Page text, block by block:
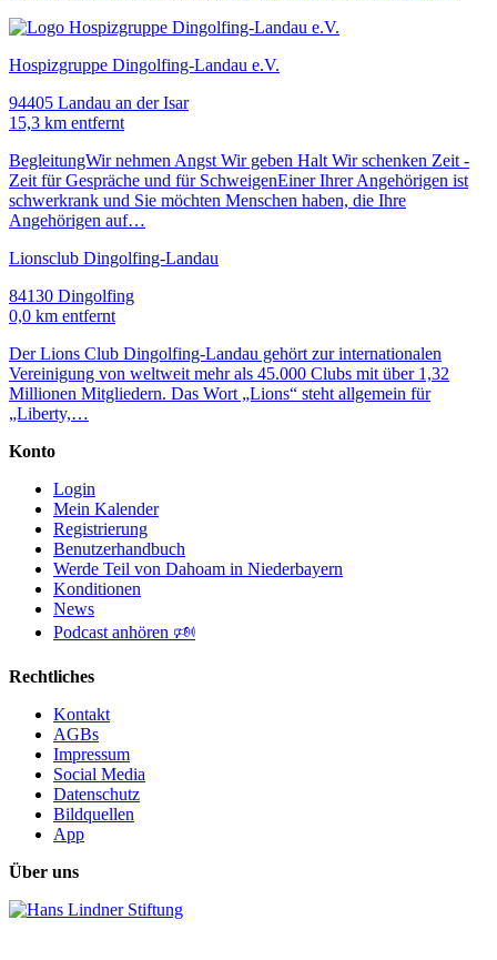
Hospizgruppe Dingolfing-Landau e.V.
94405 Landau an der Isar
15,3 km entfernt
BegleitungWir nehmen Angst Wir geben Halt Wir schenken Zeit -
Zeit für Gespräche und für SchweigenEiner Ihrer Angehörigen ist
schwerkrank und Sie möchten Menschen haben, die Ihre
Angehörigen auf…
Lionsclub Dingolfing-Landau
84130 Dingolfing
0,0 km entfernt
Der Lions Club Dingolfing-Landau gehört zur internationalen
Vereinigung von weltweit mehr als 45.000 Clubs mit über 1,32
Millionen Mitgliedern. Das Wort „Lions“ steht allgemein für
„Liberty,…
Konto
Login
Mein Kalender
Registrierung
Benutzerhandbuch
Werde Teil von Dahoam in Niederbayern
Konditionen
News
Podcast anhören 🕬
Rechtliches
Kontakt
AGBs
Impressum
Social Media
Datenschutz
Bildquellen
App
Über uns